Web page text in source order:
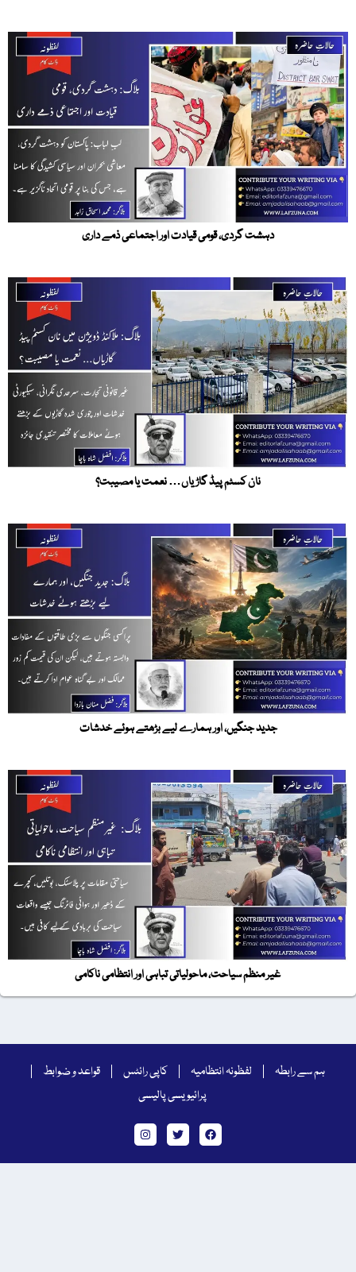
دہشت گردی، قومی قیادت اور اجتماعی ذمے داری
نان کسٹم پیڈ گاڑیاں… نعمت یا مصیبت؟
جدید جنگیں، اور ہمارے لیے بڑھتے ہوئے خدشات
غیر منظم سیاحت، ماحولیاتی تباہی اور انتظامی ناکامی
ہم سے رابطہ لفظونہ انتظامیہ کاپی رائٹس
قواعد و ضوابط
پرائیویسی پالیسی